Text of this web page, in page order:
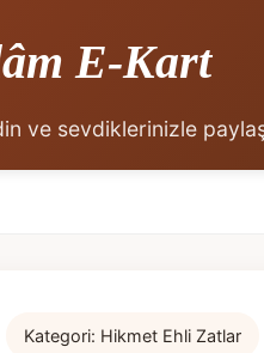
E-Kart
ve sevdiklerinizle
Kategori: Hikmet Ehli Zatlar